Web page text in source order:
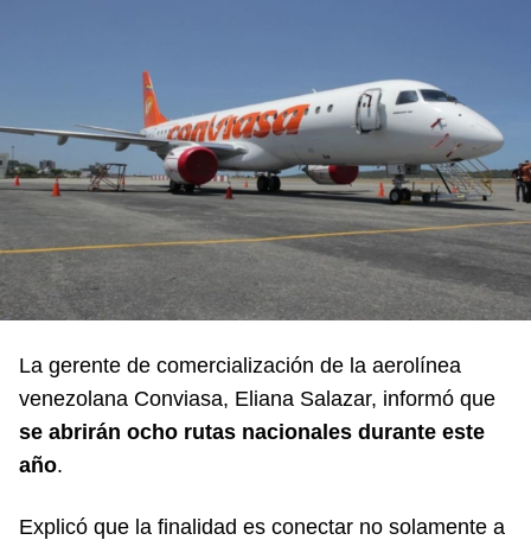
La gerente de comercialización de la aerolínea
venezolana Conviasa, Eliana Salazar, informó que
se abrirán ocho rutas nacionales durante este
año.
Explicó que la finalidad es conectar no solamente a